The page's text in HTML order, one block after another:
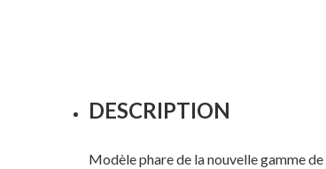
DESCRIPTION
Modèle phare de la nouvelle gamme